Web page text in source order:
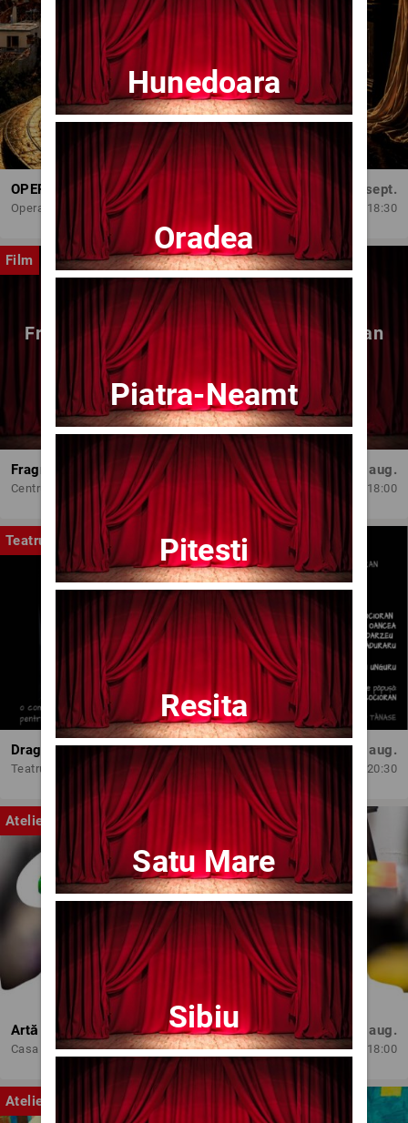
OPERA BRAȘOV ESTIVAL – DANCING SUMMER - SPECTACOL DE BALET
Opera Brasov
Dum, 6 sept.
18:30
Film
Fragmente dintr-un atelier – (regia Bogdan
Mureșanu) – AG
Fragmente dintr-un atelier – (regia Bogdan Mureșanu) – AG
Centrul Internațional de Artă Contemporană - Baia Turcească Iași
Dum, 30 aug.
18:00
Teatru
Dragoste pe-un fir de ață
Teatrul Amzei
Joi, 13 aug.
20:30
Atelier
Artă și Profesionalism
Casa de Cultura 'Mihai Ursachi' a Municipiului Iasi
Mie, 12 aug.
18:00
Atelier
Hunedoara
Oradea
Piatra-Neamt
Pitesti
Resita
Satu Mare
Sibiu